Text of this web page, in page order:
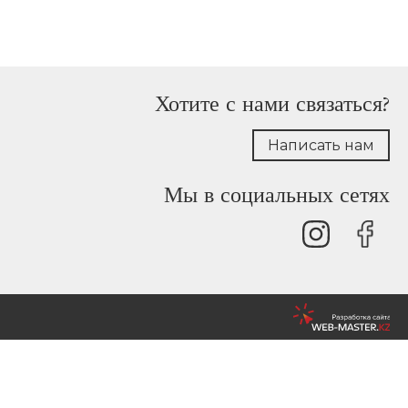
Хотите с нами связаться?
Написать нам
Мы в социальных сетях